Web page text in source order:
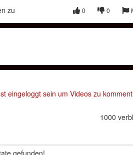
zu 0
0
eingeloggt sein um Videos zu
1000
gefunden!